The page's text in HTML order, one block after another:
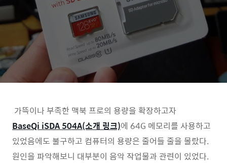
가뜩이나 부족한 맥북 프로의 용량을 확장하고자
BaseQi iSDA 504A(소개 링크)에 64G 메모리를 사용하고
있었음에도 불구하고 컴퓨터의 용량은 줄어들 줄을 몰랐다.
원인을 파악해보니 대부분이 음악 작업물과 관련이 있었다.